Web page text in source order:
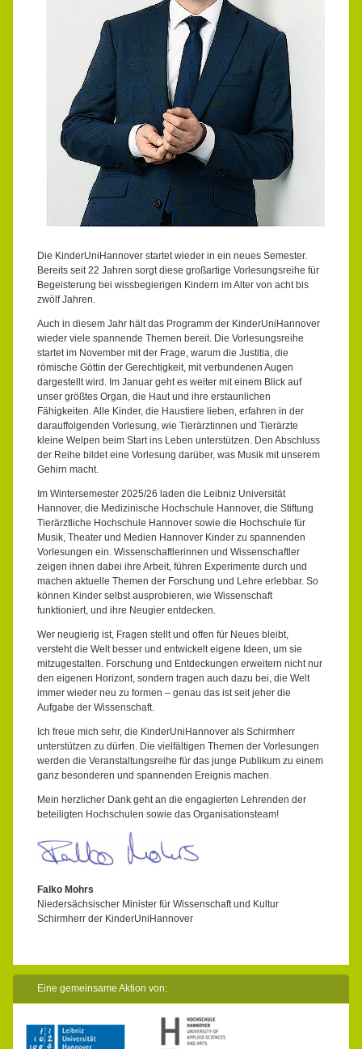
Die KinderUniHannover startet wieder in ein neues Semester.
Bereits seit 22 Jahren sorgt diese großartige Vorlesungsreihe für
Begeisterung bei wissbegierigen Kindern im Alter von acht bis
zwölf Jahren.
Auch in diesem Jahr hält das Programm der KinderUniHannover
wieder viele spannende Themen bereit. Die Vorlesungsreihe
startet im November mit der Frage, warum die Justitia, die
römische Göttin der Gerechtigkeit, mit verbundenen Augen
dargestellt wird. Im Januar geht es weiter mit einem Blick auf
unser größtes Organ, die Haut und ihre erstaunlichen
Fähigkeiten. Alle Kinder, die Haustiere lieben, erfahren in der
darauffolgenden Vorlesung, wie Tierärztinnen und Tierärzte
kleine Welpen beim Start ins Leben unterstützen. Den Abschluss
der Reihe bildet eine Vorlesung darüber, was Musik mit unserem
Gehirn macht.
Im Wintersemester 2025/26 laden die Leibniz Universität
Hannover, die Medizinische Hochschule Hannover, die Stiftung
Tierärztliche Hochschule Hannover sowie die Hochschule für
Musik, Theater und Medien Hannover Kinder zu spannenden
Vorlesungen ein. Wissenschaftlerinnen und Wissenschaftler
zeigen ihnen dabei ihre Arbeit, führen Experimente durch und
machen aktuelle Themen der Forschung und Lehre erlebbar. So
können Kinder selbst ausprobieren, wie Wissenschaft
funktioniert, und ihre Neugier entdecken.
Wer neugierig ist, Fragen stellt und offen für Neues bleibt,
versteht die Welt besser und entwickelt eigene Ideen, um sie
mitzugestalten. Forschung und Entdeckungen erweitern nicht nur
den eigenen Horizont, sondern tragen auch dazu bei, die Welt
immer wieder neu zu formen – genau das ist seit jeher die
Aufgabe der Wissenschaft.
Ich freue mich sehr, die KinderUniHannover als Schirmherr
unterstützen zu dürfen. Die vielfältigen Themen der Vorlesungen
werden die Veranstaltungsreihe für das junge Publikum zu einem
ganz besonderen und spannenden Ereignis machen.
Mein herzlicher Dank geht an die engagierten Lehrenden der
beteiligten Hochschulen sowie das Organisationsteam!
Falko Mohrs
Niedersächsischer Minister für Wissenschaft und Kultur
Schirmherr der KinderUniHannover
Eine gemeinsame Aktion von: